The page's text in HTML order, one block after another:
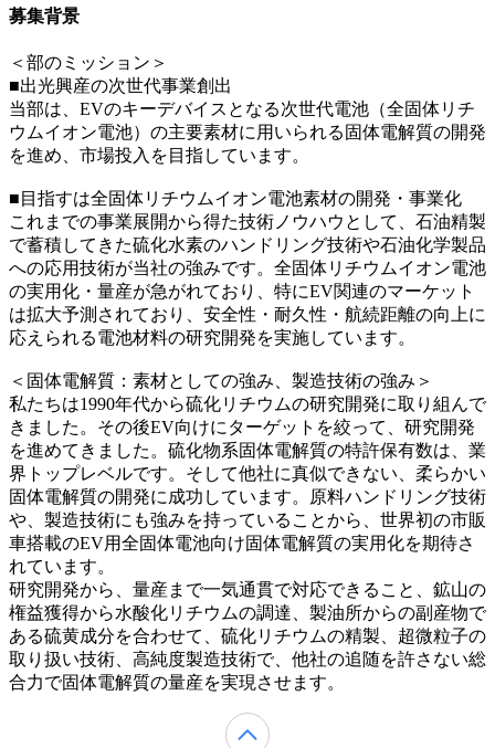
募集背景
＜部のミッション＞
■出光興産の次世代事業創出
当部は、EVのキーデバイスとなる次世代電池（全固体リチ
ウムイオン電池）の主要素材に用いられる固体電解質の開発
を進め、市場投入を目指しています。
■目指すは全固体リチウムイオン電池素材の開発・事業化
これまでの事業展開から得た技術ノウハウとして、石油精製
で蓄積してきた硫化水素のハンドリング技術や石油化学製品
への応用技術が当社の強みです。全固体リチウムイオン電池
の実用化・量産が急がれており、特にEV関連のマーケット
は拡大予測されており、安全性・耐久性・航続距離の向上に
応えられる電池材料の研究開発を実施しています。
＜固体電解質：素材としての強み、製造技術の強み＞
私たちは1990年代から硫化リチウムの研究開発に取り組んで
きました。その後EV向けにターゲットを絞って、研究開発
を進めてきました。硫化物系固体電解質の特許保有数は、業
界トップレベルです。そして他社に真似できない、柔らかい
固体電解質の開発に成功しています。原料ハンドリング技術
や、製造技術にも強みを持っていることから、世界初の市販
車搭載のEV用全固体電池向け固体電解質の実用化を期待さ
れています。
研究開発から、量産まで一気通貫で対応できること、鉱山の
権益獲得から水酸化リチウムの調達、製油所からの副産物で
ある硫黄成分を合わせて、硫化リチウムの精製、超微粒子の
取り扱い技術、高純度製造技術で、他社の追随を許さない総
合力で固体電解質の量産を実現させます。